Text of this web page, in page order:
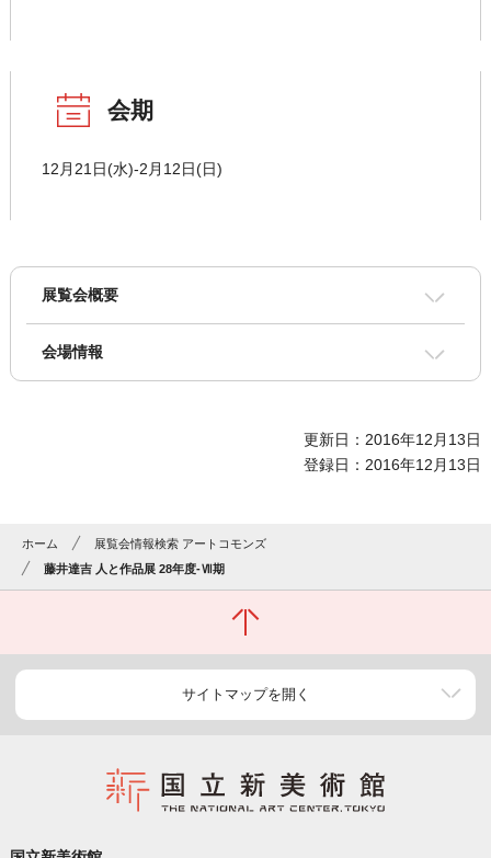
会期
12月21日(水)-2月12日(日)
展覧会概要
会場情報
更新日：2016年12月13日
登録日：2016年12月13日
ホーム
展覧会情報検索 アートコモンズ
藤井達吉 人と作品展 28年度-Ⅶ期
サイトマップを開く